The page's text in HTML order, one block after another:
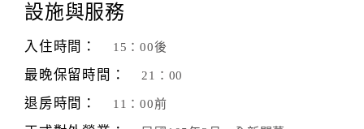
設施與服務
入住時間： 15：00後
最晚保留時間： 21：00
退房時間： 11：00前